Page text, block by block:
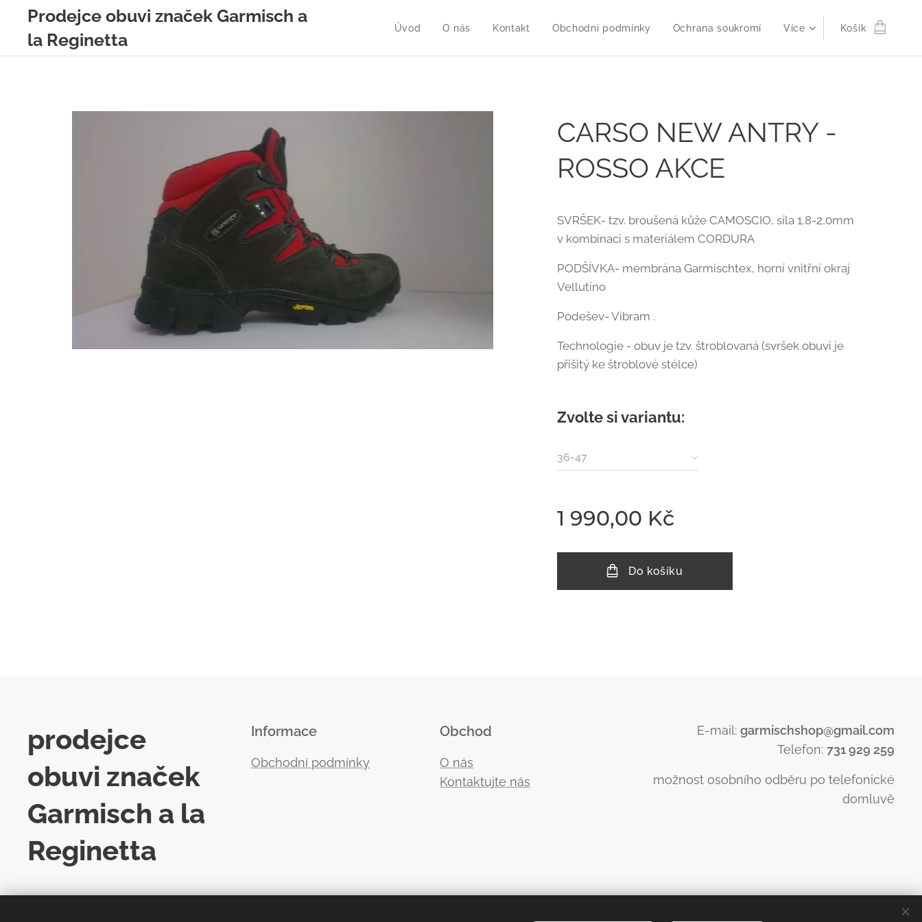
Prodejce obuvi značek Garmisch a
la Reginetta
Úvod O nás Kontakt Obchodní podmínky Ochrana soukromí Více Košík
CARSO NEW ANTRY -
ROSSO AKCE
SVRŠEK- tzv. broušená kůže CAMOSCIO, síla 1,8-2,0mm
v kombinaci s materiálem CORDURA
PODŠÍVKA- membrána Garmischtex, horní vnitřní okraj
Vellutino
Podešev- Vibram .
Technologie - obuv je tzv. štroblovaná (svršek obuvi je
přišitý ke štroblové stélce)
Zvolte si variantu:
36-47
1 990,00 Kč
Do košíku
prodejce
obuvi značek
Garmisch a la
Reginetta
Informace
Obchodní podmínky
Obchod
O nás
Kontaktujte nás
E-mail: garmischshop@gmail.com
Telefon: 731 929 259
možnost osobního odběru po telefonické
domluvě